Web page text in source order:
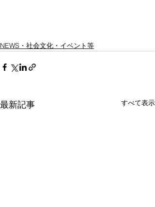
NEWS・社会文化・イベント等
最新記事 すべて表示